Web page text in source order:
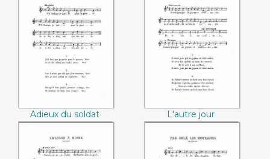
Adieux du soldat
Adieux du soldat
L'autre jour
L'autre jour